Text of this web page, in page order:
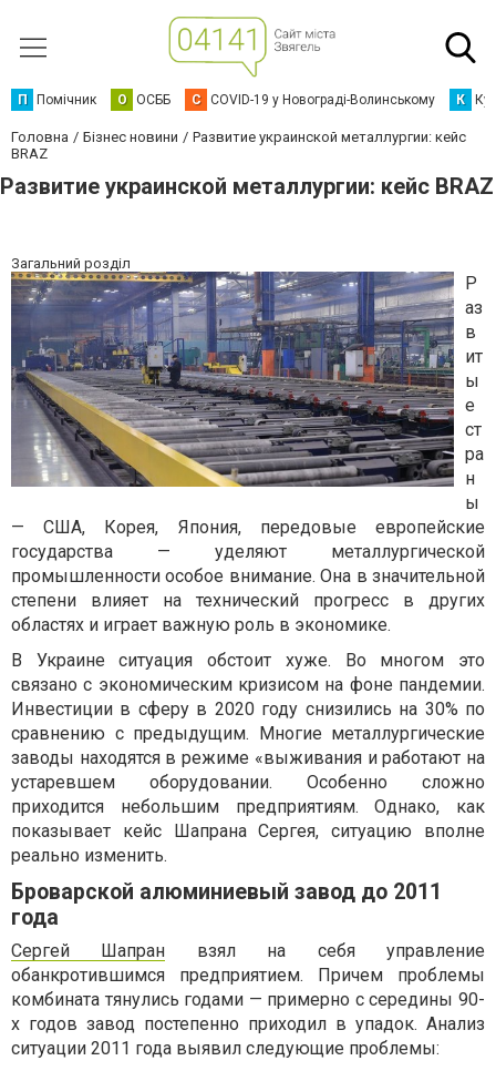
П Помічник О ОСББ C COVID-19 у Новограді-Волинському К
Головна Бізнес новини
Развитие украинской металлургии: кейс
BRAZ
Развитие украинской металлургии: кейс BRAZ
Загальний розділ
Р
аз
в
ит
ы
е
ст
ра
н
ы
— США, Корея, Япония, передовые европейские
государства — уделяют металлургической
промышленности особое внимание. Она в значительной
степени влияет на технический прогресс в других
областях и играет важную роль в экономике.
В Украине ситуация обстоит хуже. Во многом это
связано с экономическим кризисом на фоне пандемии.
Инвестиции в сферу в 2020 году снизились на 30% по
сравнению с предыдущим. Многие металлургические
заводы находятся в режиме «выживания и работают на
устаревшем оборудовании. Особенно сложно
приходится небольшим предприятиям. Однако, как
показывает кейс Шапрана Сергея, ситуацию вполне
реально изменить.
Броварской алюминиевый завод до 2011
года
Сергей Шапран взял на себя управление
обанкротившимся предприятием. Причем проблемы
комбината тянулись годами — примерно с середины 90-
х годов завод постепенно приходил в упадок. Анализ
ситуации 2011 года выявил следующие проблемы: